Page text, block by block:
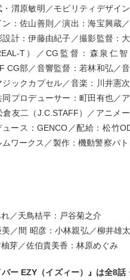
渭原敏明／モビリティデザイ
：佐山善則／演出：海宝興蔵
計：伊藤由紀子／撮影監督：
T）／CG監督：森泉仁智
CG部／音響監督：若林和弘／
ックカプセル／音楽：川井憲
プロデューサー：町田有也／
友二（J.C.STAFF）／アニメー
ース：GENCO／配給：松竹
ワークス／製作：機動警察パ
／天鳥桔平：戸谷菊之介
／間 昭彦：小林親弘／柳井雄
芽／佐伯貴美香：林原めぐみ
バー EZY（イズィー）』は全8話